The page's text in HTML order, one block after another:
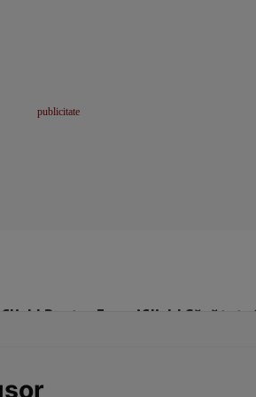
Click! Pentru FemeiClick! Sănătate